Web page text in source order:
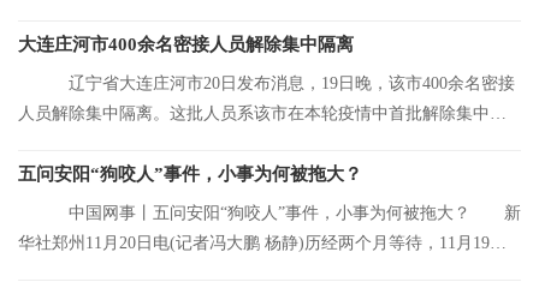
大连庄河市400余名密接人员解除集中隔离
辽宁省大连庄河市20日发布消息，19日晚，该市400余名密接
人员解除集中隔离。这批人员系该市在本轮疫情中首批解除集中隔
五问安阳“狗咬人”事件，小事为何被拖大？
中国网事丨五问安阳“狗咬人”事件，小事为何被拖大？ 新
华社郑州11月20日电(记者冯大鹏 杨静)历经两个月等待，11月19日